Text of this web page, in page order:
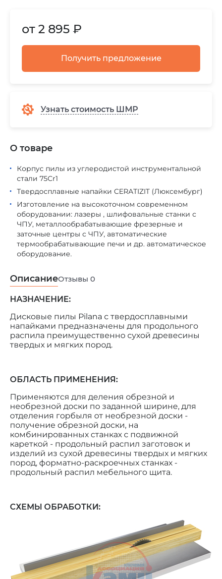
от 2 895 ₽
Получить предложение
Узнать стоимость ШМР
Корпус пилы из углеродистой инструментальной
стали 75Cr1
Твердосплавные напайки CERATIZIT (Люксембург)
Изготовление на высокоточном современном
оборудовании: лазеры , шлифовальные станки с
ЧПУ, металлообрабатывающие фрезерные и
заточные центры с ЧПУ, автоматические
термообрабатывающие печи и др. автоматическое
оборудование.
О товаре
ОписаниеОтзывы 0
НАЗНАЧЕНИЕ:
Дисковые пилы Pilana с твердосплавными
напайками предназначены для продольного
распила преимущественно сухой древесины
твердых и мягких пород.
ОБЛАСТЬ ПРИМЕНЕНИЯ:
Применяются для деления обрезной и
необрезной доски по заданной ширине, для
отделения горбыля от необрезной доски -
получение обрезной доски, на
комбинированных станках с подвижной
кареткой - продольный распил заготовок и
изделий из сухой древесины твердых и мягких
пород, форматно-раскроечных станках -
продольный распил мебельного щита.
СХЕМЫ ОБРАБОТКИ: